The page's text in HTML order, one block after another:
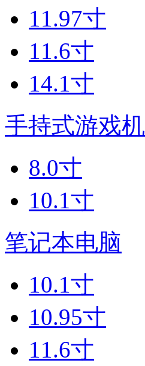
11.97寸
11.6寸
14.1寸
手持式游戏机
8.0寸
10.1寸
笔记本电脑
10.1寸
10.95寸
11.6寸